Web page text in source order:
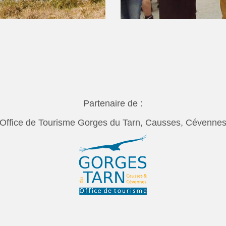
Partenaire de :
Office de Tourisme Gorges du Tarn, Causses, Cévennes